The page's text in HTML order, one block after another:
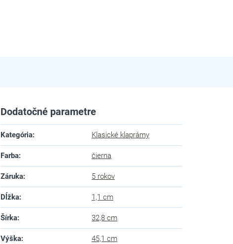
Dodatočné parametre
Kategória: Klasické klaprámy
Farba: čierna
Záruka: 5 rokov
Dĺžka: 1,1 cm
Šírka: 32,8 cm
Výška: 45,1 cm